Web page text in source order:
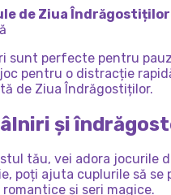
de Ziua Îndrăgostiților
sunt perfecte pentru
pentru o distracție
de Ziua Îndrăgostiților.
și
tău, vei adora jocurile
poți ajuta cuplurile să se
și seri magice.